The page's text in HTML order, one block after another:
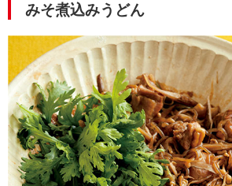
みそ煮込みうどん